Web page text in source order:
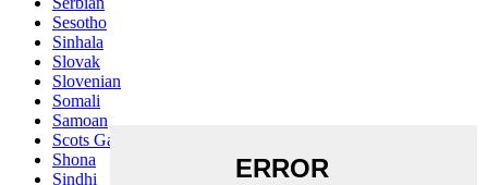
Sesotho
Sinhala
Slovak
Slovenian
Somali
Samoan
Scots Gaelic
Shona
Sindhi